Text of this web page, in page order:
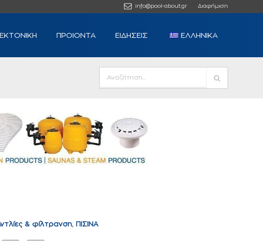
info@pool-about.gr Διαφήμιση
ΠΡΟΙΟΝΤΑ ΕΙΔΗΣΕΙΣ ΕΛΛΗΝΙΚΆ
& φίλτρανση ΠΙΣΙΝΑ